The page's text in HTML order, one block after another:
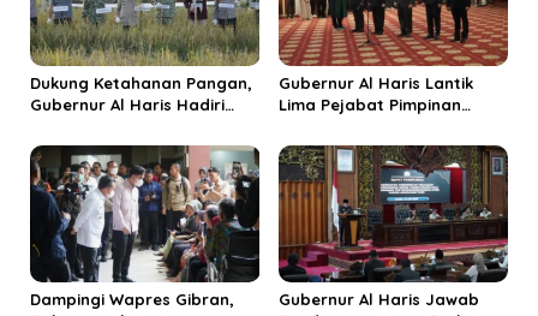
Dukung Ketahanan Pangan,
Gubernur Al Haris Hadiri
Kabupaten Tanjungjabung
Timur
Gubernur Al Haris Lantik
Lima Pejabat Pimpinan
Penguatan Kinerja dan
Integritas
Dampingi Wapres Gibran,
Gubernur Al Haris Jawab